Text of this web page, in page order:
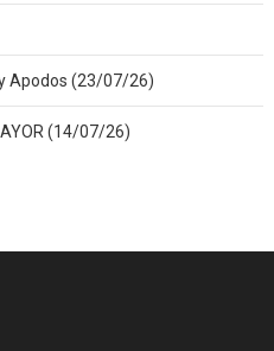
Apodos (23/07/26)
(14/07/26)